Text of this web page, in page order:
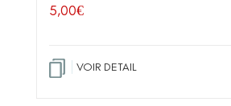
5,00€
VOIR DETAIL